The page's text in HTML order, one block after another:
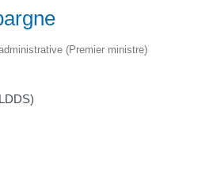
(Premier ministre)